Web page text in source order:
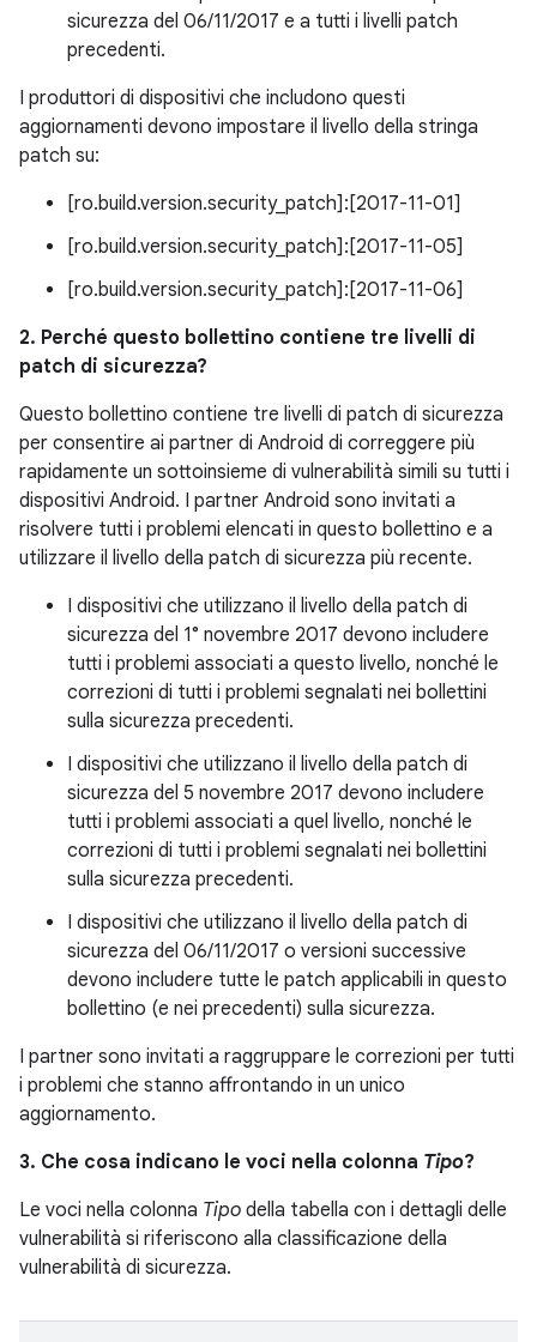
sicurezza del 06/11/2017 e a tutti i livelli patch
precedenti.
I produttori di dispositivi che includono questi
aggiornamenti devono impostare il livello della stringa
patch su:
[ro.build.version.security_patch]:[2017-11-01]
[ro.build.version.security_patch]:[2017-11-05]
[ro.build.version.security_patch]:[2017-11-06]
2. Perché questo bollettino contiene tre livelli di
patch di sicurezza?
Questo bollettino contiene tre livelli di patch di sicurezza
per consentire ai partner di Android di correggere più
rapidamente un sottoinsieme di vulnerabilità simili su tutti i
dispositivi Android. I partner Android sono invitati a
risolvere tutti i problemi elencati in questo bollettino e a
utilizzare il livello della patch di sicurezza più recente.
I dispositivi che utilizzano il livello della patch di
sicurezza del 1° novembre 2017 devono includere
tutti i problemi associati a questo livello, nonché le
correzioni di tutti i problemi segnalati nei bollettini
sulla sicurezza precedenti.
I dispositivi che utilizzano il livello della patch di
sicurezza del 5 novembre 2017 devono includere
tutti i problemi associati a quel livello, nonché le
correzioni di tutti i problemi segnalati nei bollettini
sulla sicurezza precedenti.
I dispositivi che utilizzano il livello della patch di
sicurezza del 06/11/2017 o versioni successive
devono includere tutte le patch applicabili in questo
bollettino (e nei precedenti) sulla sicurezza.
I partner sono invitati a raggruppare le correzioni per tutti
i problemi che stanno affrontando in un unico
aggiornamento.
3. Che cosa indicano le voci nella colonna Tipo?
Le voci nella colonna Tipo della tabella con i dettagli delle
vulnerabilità si riferiscono alla classificazione della
vulnerabilità di sicurezza.